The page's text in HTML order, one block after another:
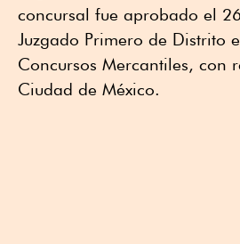
concursal fue aprobado el
Juzgado Primero de Distrito
Concursos Mercantiles, con
Ciudad de México.